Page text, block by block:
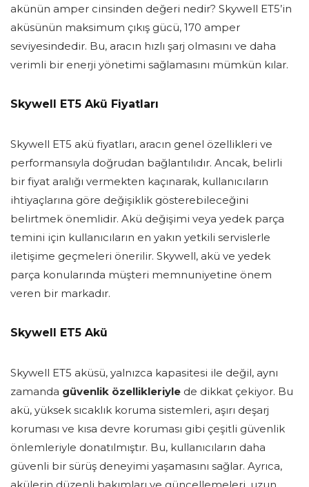
akünün amper cinsinden değeri nedir? Skywell ET5’in
aküsünün maksimum çıkış gücü, 170 amper
seviyesindedir. Bu, aracın hızlı şarj olmasını ve daha
verimli bir enerji yönetimi sağlamasını mümkün kılar.
Skywell ET5 Akü Fiyatları
Skywell ET5 akü fiyatları, aracın genel özellikleri ve
performansıyla doğrudan bağlantılıdır. Ancak, belirli
bir fiyat aralığı vermekten kaçınarak, kullanıcıların
ihtiyaçlarına göre değişiklik gösterebileceğini
belirtmek önemlidir. Akü değişimi veya yedek parça
temini için kullanıcıların en yakın yetkili servislerle
iletişime geçmeleri önerilir. Skywell, akü ve yedek
parça konularında müşteri memnuniyetine önem
veren bir markadır.
Skywell ET5 Akü
Skywell ET5 aküsü, yalnızca kapasitesi ile değil, aynı
zamanda güvenlik özellikleriyle de dikkat çekiyor. Bu
akü, yüksek sıcaklık koruma sistemleri, aşırı deşarj
koruması ve kısa devre koruması gibi çeşitli güvenlik
önlemleriyle donatılmıştır. Bu, kullanıcıların daha
güvenli bir sürüş deneyimi yaşamasını sağlar. Ayrıca,